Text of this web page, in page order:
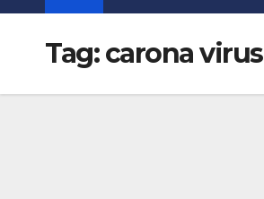
Tag:carona virus